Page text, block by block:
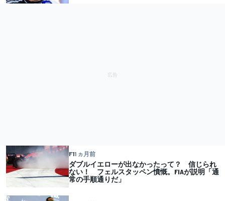
F11 ヵ月前
ダブルイエローが出なかったって？ 信じられ
ない！ フェルスタッペン憤慨。FIAが説明「通
常の手順通りだ」